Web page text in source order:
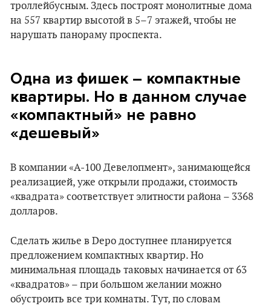
троллейбусным. Здесь построят монолитные дома
на 557 квартир высотой в 5–7 этажей, чтобы не
нарушать панораму проспекта.
Одна из фишек – компактные
квартиры. Но в данном случае
«компактный» не равно
«дешевый»
В компании «А-100 Девелопмент», занимающейся
реализацией, уже открыли продажи, стоимость
«квадрата» соответствует элитности района – 3368
долларов.
Сделать жилье в Depo доступнее планируется
предложением компактных квартир. Но
минимальная площадь таковых начинается от 63
«квадратов» – при большом желании можно
обустроить все три комнаты. Тут, по словам